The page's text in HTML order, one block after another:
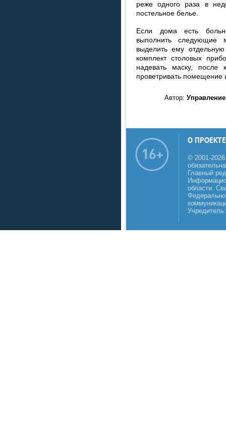
реже одного раза в
постельное белье.
Если дома есть
выполнить следующие
выделить ему
комплект столовых
надевать маску,
проветривать помещение
Автор:
О ПРОЕКТЕ
© 2001-
Главный
области.